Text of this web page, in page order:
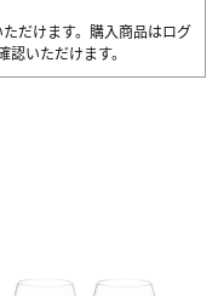
だけます。購入商品はログ
認いただけます。